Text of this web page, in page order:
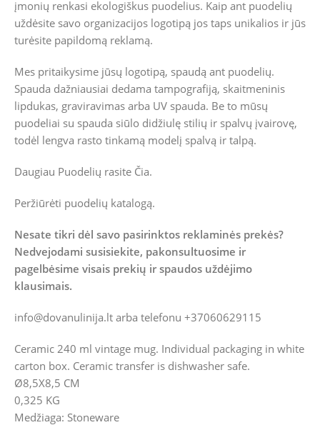
įmonių renkasi ekologiškus puodelius. Kaip ant puodelių
uždėsite savo organizacijos logotipą jos taps unikalios ir jūs
turėsite papildomą reklamą.
Mes pritaikysime jūsų logotipą, spaudą ant puodelių.
Spauda dažniausiai dedama tampografiją, skaitmeninis
lipdukas, graviravimas arba UV spauda. Be to mūsų
puodeliai su spauda siūlo didžiulę stilių ir spalvų įvairovę,
todėl lengva rasto tinkamą modelį spalvą ir talpą.
Daugiau Puodelių rasite Čia.
Peržiūrėti puodelių katalogą.
Nesate tikri dėl savo pasirinktos reklaminės prekės?
Nedvejodami susisiekite, pakonsultuosime ir
pagelbėsime visais prekių ir spaudos uždėjimo
klausimais.
info@dovanulinija.lt arba telefonu +37060629115
Ceramic 240 ml vintage mug. Individual packaging in white
carton box. Ceramic transfer is dishwasher safe.
Ø8,5X8,5 CM
0,325 KG
Medžiaga: Stoneware